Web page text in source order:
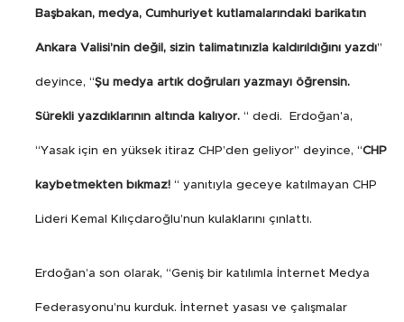
Başbakan, medya, Cumhuriyet kutlamalarındaki barikatın
Ankara Valisi’nin değil, sizin talimatınızla kaldırıldığını yazdı”
deyince, “Şu medya artık doğruları yazmayı öğrensin.
Sürekli yazdıklarının altında kalıyor. “ dedi. Erdoğan’a,
“Yasak için en yüksek itiraz CHP’den geliyor” deyince, “CHP
kaybetmekten bıkmaz! “ yanıtıyla geceye katılmayan CHP
Lideri Kemal Kılıçdaroğlu’nun kulaklarını çınlattı.
Erdoğan’a son olarak, “Geniş bir katılımla İnternet Medya
Federasyonu’nu kurduk. İnternet yasası ve çalışmalar